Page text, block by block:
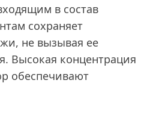
в состав
сохраняет
не вызывая ее
Высокая концентрация
обеспечивают